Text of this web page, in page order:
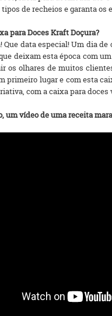
de recheios e garanta os
para Doces Kraft Doçura?
Que data especial! Um dia
deixam esta época com
os olhares de muitos
primeiro lugar e com esta
com a caixa para
um vídeo de uma receita